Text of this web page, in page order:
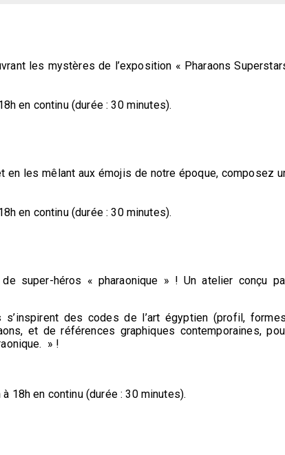
les mystères de l’exposition « Pharaons
en continu (durée : 30 minutes).
en les mêlant aux émojis de notre époque, composez
en continu (durée : 30 minutes).
super-héros « pharaonique » ! Un atelier conçu
s’inspirent des codes de l’art égyptien (profil,
et de références graphiques contemporaines,
» !
18h en continu (durée : 30 minutes).